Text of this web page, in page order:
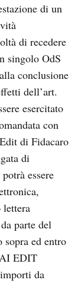
di un
di recedere
singolo OdS
conclusione
dell’art.
esercitato
con
di Fidacaro
di
essere
lettera
parte del
sopra ed entro
EDIT
da